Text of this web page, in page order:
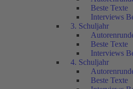
Beste Texte
Interviews
3. Schuljahr
Beste Texte
Interviews
4. Schuljahr
Beste Texte